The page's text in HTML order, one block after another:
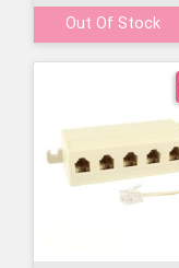
Out Of Stock